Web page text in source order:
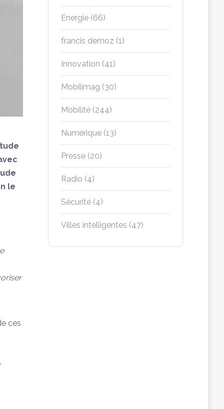
le
ces
Energie (66)
francis demoz (1)
Innovation (41)
Mobilimag (30)
Mobilité (244)
Numérique (13)
Presse (20)
Radio (4)
Sécurité (4)
Villes intelligentes (47)